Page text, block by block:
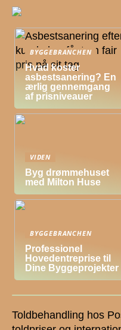
BYGGEBRANCHEN
Hvad koster
asbestsanering? En
ærlig gennemgang
af prisniveauer
VIDEN
Byg drømmehuset
med Milton Huse
BYGGEBRANCHEN
Professionel
Hovedentreprise til
Dine Byggeprojekter
Toldbehandling hos